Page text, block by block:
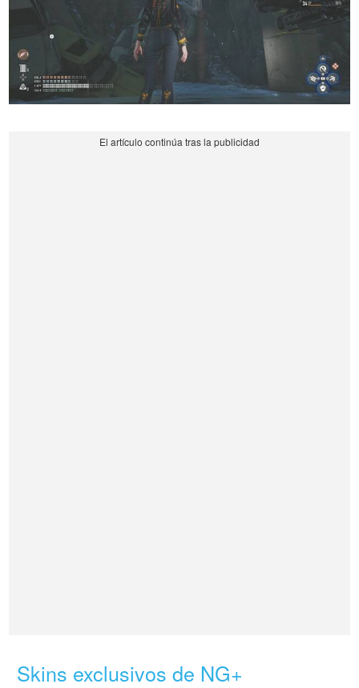
Skins exclusivos de NG+